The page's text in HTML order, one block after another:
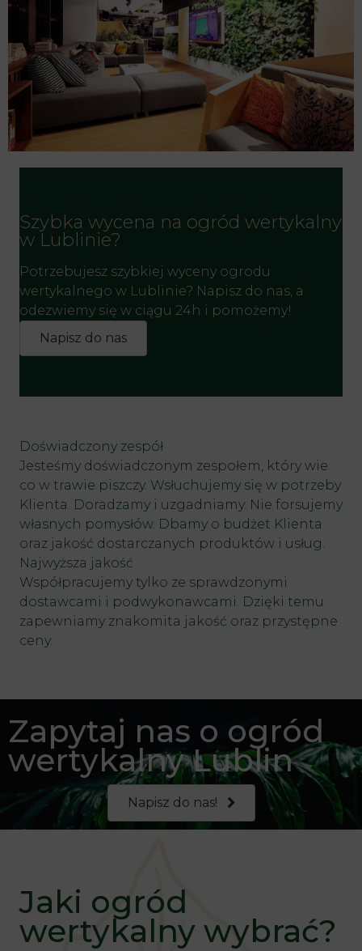
Szybka wycena na ogród wertykalny
w Lublinie?
Potrzebujesz szybkiej wyceny ogrodu
wertykalnego w Lublinie? Napisz do nas, a
odezwiemy się w ciągu 24h i pomożemy!
Napisz do nas
Doświadczony zespół
Jesteśmy doświadczonym zespołem, który wie
co w trawie piszczy. Wsłuchujemy się w potrzeby
Klienta. Doradzamy i uzgadniamy. Nie forsujemy
własnych pomysłów. Dbamy o budżet Klienta
oraz jakość dostarczanych produktów i usług.
Najwyższa jakość
Współpracujemy tylko ze sprawdzonymi
dostawcami i podwykonawcami. Dzięki temu
zapewniamy znakomita jakość oraz przystępne
ceny.
Zapytaj nas o ogród
wertykalny Lublin
Napisz do nas!
Jaki ogród
wertykalny wybrać?